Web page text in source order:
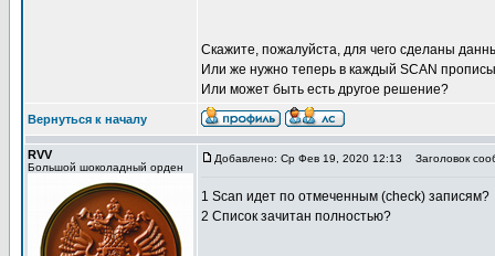
Скажите, пожалуйста, для чего сделаны
Или же нужно теперь в каждый SCAN
Или может быть есть другое решение?
Вернуться к началу
RVV
Большой шоколадный орден
Добавлено: Ср Фев 19, 2020 12:13 Заголовок
1 Scan идет по отмеченным (check) записям?
2 Список зачитан полностью?